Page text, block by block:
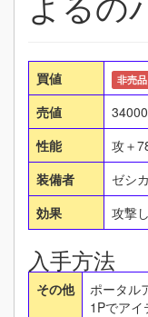
買値 非売品
売値
性能
攻＋
装備者
ゼシ
効果
攻撃
入手方法
その他
ポータル
1Pでアイ